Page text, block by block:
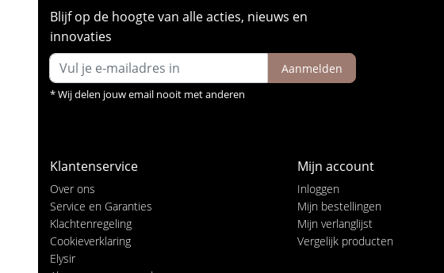
Blijf op de hoogte van alle acties, nieuws en
innovaties
Aanmelden
* Wij delen jouw email nooit met anderen
Klantenservice
Over ons
Service en Garanties
Klachtenregeling
Cookieverklaring
Elysir
Mijn account
Inloggen
Mijn bestellingen
Mijn verlanglijst
Vergelijk producten